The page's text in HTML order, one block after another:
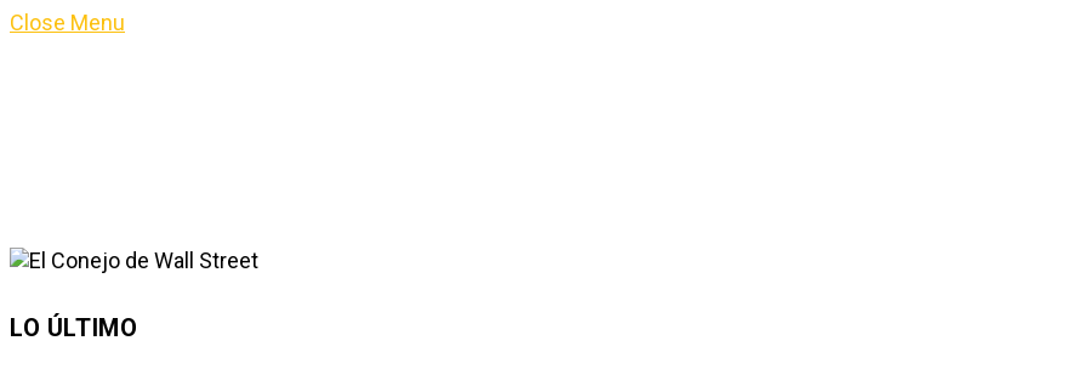
Close Menu
LO ÚLTIMO